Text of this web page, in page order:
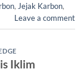
, Jejak Karbon,
Leave a comment
Iklim